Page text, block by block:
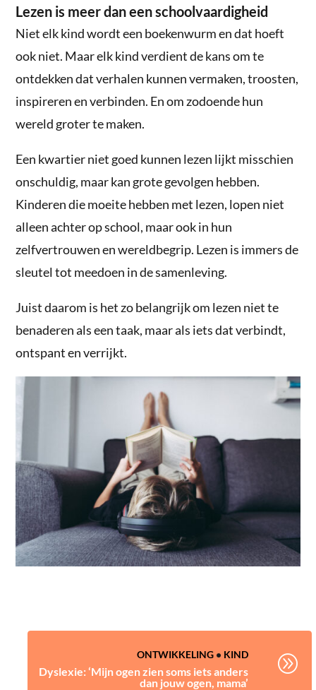
Lezen is meer dan een schoolvaardigheid
Niet elk kind wordt een boekenwurm en dat hoeft
ook niet. Maar elk kind verdient de kans om te
ontdekken dat verhalen kunnen vermaken, troosten,
inspireren en verbinden. En om zodoende hun
wereld groter te maken.
Een kwartier niet goed kunnen lezen lijkt misschien
onschuldig, maar kan grote gevolgen hebben.
Kinderen die moeite hebben met lezen, lopen niet
alleen achter op school, maar ook in hun
zelfvertrouwen en wereldbegrip. Lezen is immers de
sleutel tot meedoen in de samenleving.
Juist daarom is het zo belangrijk om lezen niet te
benaderen als een taak, maar als iets dat verbindt,
ontspant en verrijkt.
ONTWIKKELING• KIND
Dyslexie: ‘Mijn ogen zien soms iets anders
dan jouw ogen, mama’
A